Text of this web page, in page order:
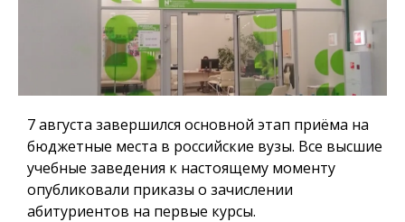
7 августа завершился основной этап приёма на
бюджетные места в российские вузы. Все высшие
учебные заведения к настоящему моменту
опубликовали приказы о зачислении
абитуриентов на первые курсы.